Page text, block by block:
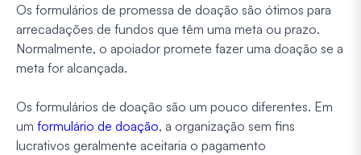
Os formulários de promessa de doação são ótimos para
arrecadações de fundos que têm uma meta ou prazo.
Normalmente, o apoiador promete fazer uma doação se a
meta for alcançada.
Os formulários de doação são um pouco diferentes. Em
um formulário de doação, a organização sem fins
lucrativos geralmente aceitaria o pagamento